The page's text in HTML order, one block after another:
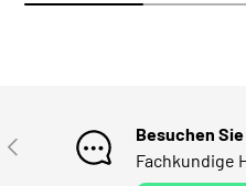
VORHERIGE
Besuchen
Fachkundige